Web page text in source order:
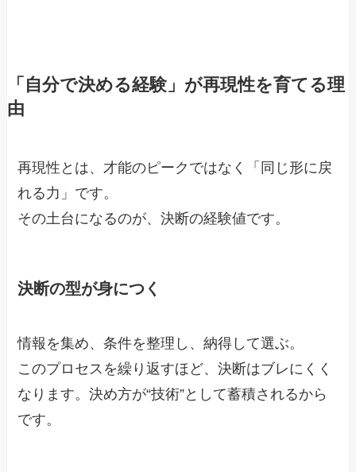
「自分で決める経験」が再現性を育てる理
由
再現性とは、才能のピークではなく「同じ形に戻
れる力」です。
その土台になるのが、決断の経験値です。
決断の型が身につく
情報を集め、条件を整理し、納得して選ぶ。
このプロセスを繰り返すほど、決断はブレにくく
なります。決め方が“技術”として蓄積されるから
です。